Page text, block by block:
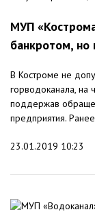
МУП
банкротом, но
В Костроме не
горводоканала, на
поддержав
предприятия.
23.01.2019 10:23